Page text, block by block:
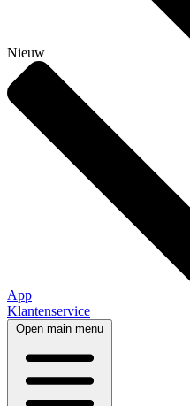
Nieuw
App
Klantenservice
Open main menu